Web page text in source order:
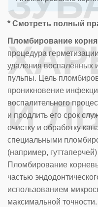
И
* Смотреть полный
Пломбирование корня
процедура
удаления воспалённых
пульпы. Цель
проникновение
воспалительного
и продлить его срок
очистку и обработку
специальными
(например,
Пломбирование
частью
использованием
максимальной точности.